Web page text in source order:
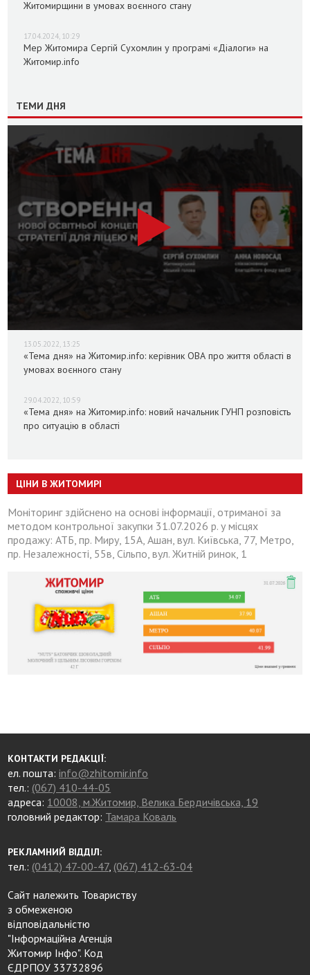
Житомирщини в умовах воєнного стану
17.04.2024, 10:29
Мер Житомира Сергій Сухомлин у програмі «Діалоги» на
Житомир.info
ТЕМИ ДНЯ
13.05.2022, 13:25
«Тема дня» на Житомир.info: керівник ОВА про життя області в
умовах воєнного стану
29.04.2022, 10:59
«Тема дня» на Житомир.info: новий начальник ГУНП розповість
про ситуацію в області
ЦІНИ В ЖИТОМИРІ
Моніторинг здійснено на основі інформації, отриманої за
методом контрольної закупки 31.07.2026 р. у місцях
продажу: АТБ, пр. Миру, 15А, Ашан, вул. Київська, 77, Метро,
пр. Незалежності, 55в, Сільпо, вул. Житній ринок, 1
КОНТАКТИ РЕДАКЦІЇ:
ел. пошта:info@zhitomir.info
тел.: (067) 410-44-05
адреса: 10008, м.Житомир, Велика Бердичівська, 19
головний редактор: Тамара Коваль
РЕКЛАМНИЙ ВІДДІЛ:
тел.: (0412) 47-00-47, (067) 412-63-04
Сайт належить Товариству
з обмеженою
відповідальністю
"Інформаційна Агенція
Житомир Інфо". Код
ЄДРПОУ 33732896